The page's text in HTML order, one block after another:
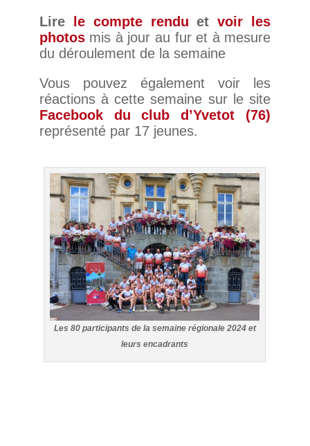
Lire
le compte rendu etvoir les
photos mis à jour au fur et à mesure
du déroulement de la semaine
Vous pouvez également voir les
réactions à cette semaine sur le site
Facebook du club d’Yvetot (76)
représenté par 17 jeunes.
Les 80 participants de la semaine régionale 2024 et
leurs encadrants